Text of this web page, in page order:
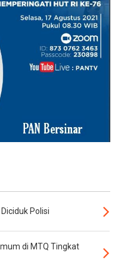
Polisi
di MTQ Tingkat